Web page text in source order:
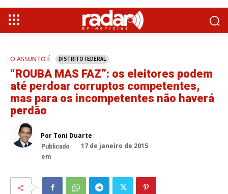
O ASSUNTO É DISTRITO FEDERAL
“ROUBA MAS FAZ”: os eleitores podem
até perdoar corruptos competentes,
mas para os incompetentes não haverá
perdão
Por Toni Duarte
Publicado
em
17 de janeiro de 2015